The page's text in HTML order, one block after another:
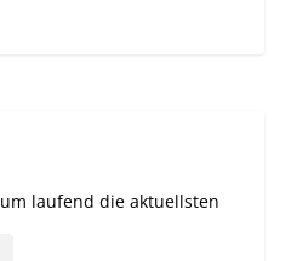
laufend die aktuellsten